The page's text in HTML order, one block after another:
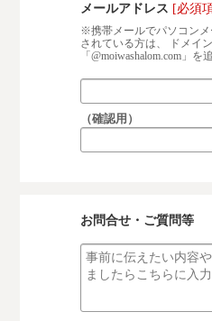
メールアドレス [必須
※携帯メールでパソコン
されている方は、 ドメイ
「@moiwashalom.com」を
（確認用）
お問合せ・ご質問等